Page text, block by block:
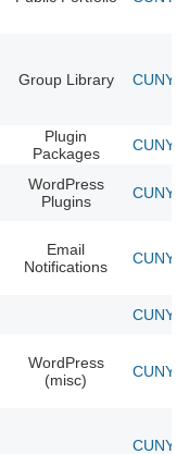
Group Library CUNY
Plugin
Packages
CUNY
WordPress
Plugins
CUNY
Email
Notifications
CUNY
CUNY
WordPress
(misc)
CUNY
CUNY